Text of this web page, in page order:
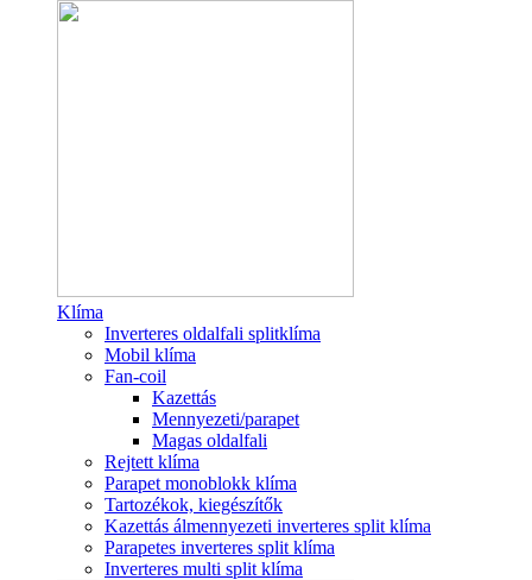
Klíma
Inverteres oldalfali splitklíma
Mobil klíma
Fan-coil
Kazettás
Mennyezeti/parapet
Magas oldalfali
Rejtett klíma
Parapet monoblokk klíma
Tartozékok, kiegészítők
Kazettás álmennyezeti inverteres split klíma
Parapetes inverteres split klíma
Inverteres multi split klíma